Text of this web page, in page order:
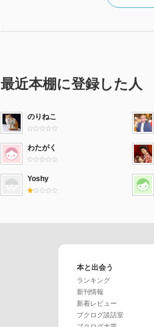
最近本棚に登録した人
のりねこ
わたがく
Yoshy
本と出会う
ランキング
新刊情報
新着レビュー
ブクログ談話室